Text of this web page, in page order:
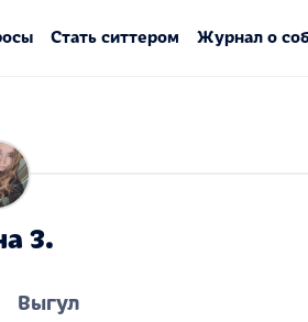
Стать ситтером Журнал о
З.
Выгул